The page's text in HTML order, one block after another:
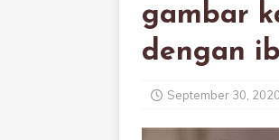
gambar
dengan
September 30, 2020